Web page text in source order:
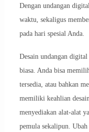
Dengan undangan
waktu, sekaligus
pada hari spesial Anda.
Desain undangan
biasa. Anda bisa
tersedia, atau bahkan
memiliki keahlian
menyediakan alat-alat
pemula sekalipun.